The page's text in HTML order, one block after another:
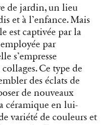
de jardin, un lieu
et à l’enfance. Mais
est captivée par la
par
s’empresse
Ce type de
des éclats de
de nouveaux
céramique en lui-
variété de couleurs et